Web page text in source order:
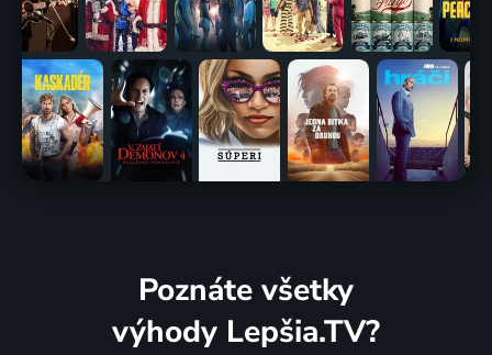
Poznáte všetky
výhody Lepšia.TV?